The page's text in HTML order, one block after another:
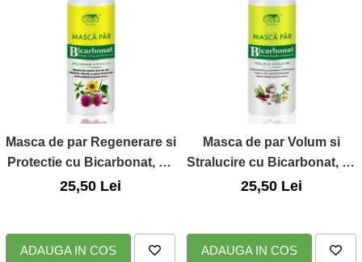
Masca de par Regenerare si
Protectie cu Bicarbonat, cu
pompita, 200 ml
25,50 Lei
ADAUGA IN COS
Masca de par Volum si
Stralucire cu Bicarbonat, cu
Pompita, 200 ml
25,50 Lei
ADAUGA IN COS